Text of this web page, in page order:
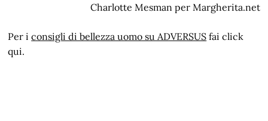
Charlotte Mesman per Margherita.net
Per iconsigli di bellezza uomo su ADVERSUS fai click
qui.